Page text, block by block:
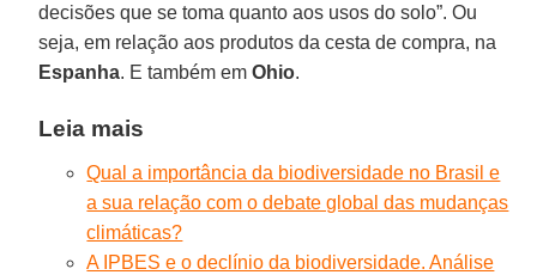
decisões que se toma quanto aos usos do solo”. Ou
seja, em relação aos produtos da cesta de compra, na
Espanha. E também emOhio.
Leia mais
Qual a importância da biodiversidade no Brasil e
a sua relação com o debate global das mudanças
climáticas?
A IPBES e o declínio da biodiversidade. Análise